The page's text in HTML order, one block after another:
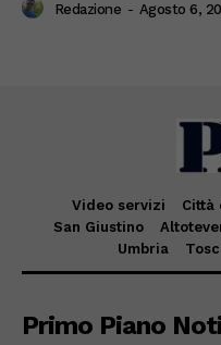
Redazione - Agosto 6,
Video servizi Città
San Giustino
Umbria
Primo Piano